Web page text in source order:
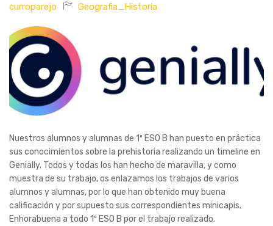
curroparejo
Geografia_Historia
Nuestros alumnos y alumnas de 1º ESO B han puesto en práctica
sus conocimientos sobre la prehistoria realizando un timeline en
Genially. Todos y todas los han hecho de maravilla, y como
muestra de su trabajo, os enlazamos los trabajos de varios
alumnos y alumnas, por lo que han obtenido muy buena
calificación y por supuesto sus correspondientes minicapis.
Enhorabuena a todo 1º ESO B por el trabajo realizado.